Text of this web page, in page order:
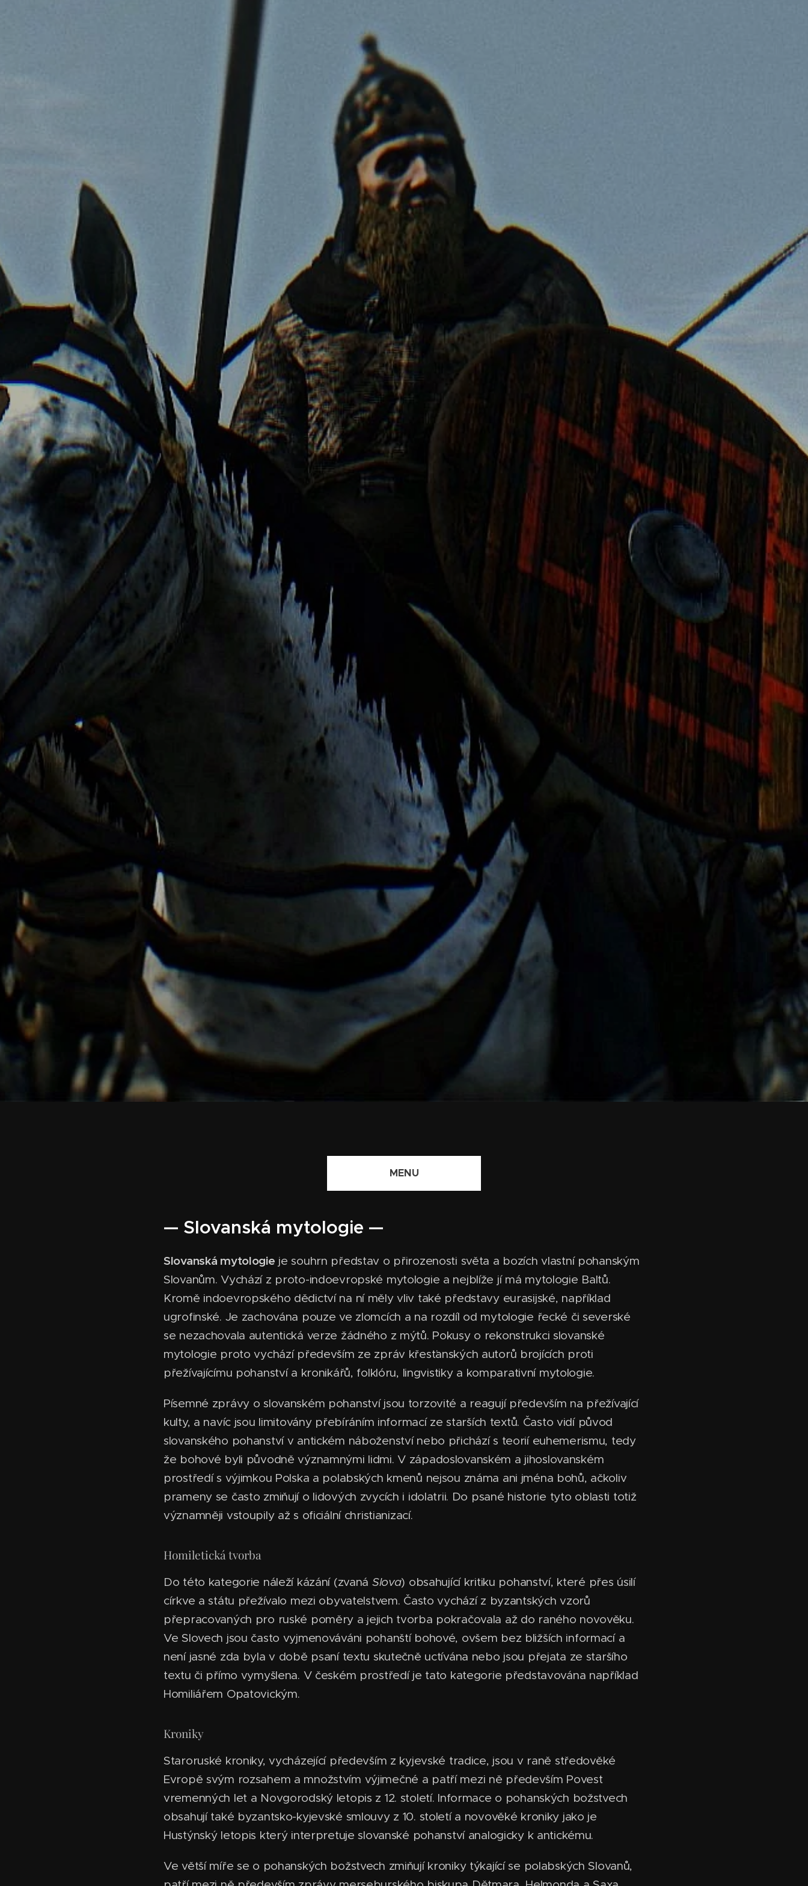
MENU
— Slovanská mytologie —
Slovanská mytologie je souhrn představ o přirozenosti světa a bozích vlastní pohanským
Slovanům. Vychází z proto-indoevropské mytologie a nejblíže jí má mytologie Baltů.
Kromě indoevropského dědictví na ní měly vliv také představy eurasijské, například
ugrofinské. Je zachována pouze ve zlomcích a na rozdíl od mytologie řecké či severské
se nezachovala autentická verze žádného z mýtů. Pokusy o rekonstrukci slovanské
mytologie proto vychází především ze zpráv křesťanských autorů brojících proti
přežívajícímu pohanství a kronikářů, folklóru, lingvistiky a komparativní mytologie.
Písemné zprávy o slovanském pohanství jsou torzovité a reagují především na přežívající
kulty, a navíc jsou limitovány přebíráním informací ze starších textů. Často vidí původ
slovanského pohanství v antickém náboženství nebo přichází s teorií euhemerismu, tedy
že bohové byli původně významnými lidmi. V západoslovanském a jihoslovanském
prostředí s výjimkou Polska a polabských kmenů nejsou známa ani jména bohů, ačkoliv
prameny se často zmiňují o lidových zvycích i idolatrii. Do psané historie tyto oblasti totiž
významněji vstoupily až s oficiální christianizací.
Homiletická tvorba
Do této kategorie náleží kázání (zvaná Slova) obsahující kritiku pohanství, které přes úsilí
církve a státu přežívalo mezi obyvatelstvem. Často vychází z byzantských vzorů
přepracovaných pro ruské poměry a jejich tvorba pokračovala až do raného novověku.
Ve Slovech jsou často vyjmenováváni pohanští bohové, ovšem bez bližších informací a
není jasné zda byla v době psaní textu skutečně uctívána nebo jsou přejata ze staršího
textu či přímo vymyšlena. V českém prostředí je tato kategorie představována například
Homiliářem Opatovickým.
Kroniky
Staroruské kroniky, vycházející především z kyjevské tradice, jsou v raně středověké
Evropě svým rozsahem a množstvím výjimečné a patří mezi ně především Povest
vremenných let a Novgorodský letopis z 12. století. Informace o pohanských božstvech
obsahují také byzantsko-kyjevské smlouvy z 10. století a novověké kroniky jako je
Hustýnský letopis který interpretuje slovanské pohanství analogicky k antickému.
Ve větší míře se o pohanských božstvech zmiňují kroniky týkající se polabských Slovanů,